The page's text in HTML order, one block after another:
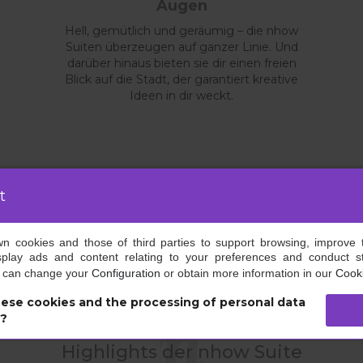
Augen
Hell, gemütlich und geräumig – die nhow
Suiten überzeugen auf ganzer Linie. Und
darüber hinaus bieten sie dir einen freien
Blick auf die Stadt, der garantiert kreative
Ideen in dir weckt.
Highlights der nhow Suite
cookies and those of third parties to support browsing, improve
ads and content relating to your preferences and conduct
change your Configuration or obtain more information in our
cookies and the processing of personal data